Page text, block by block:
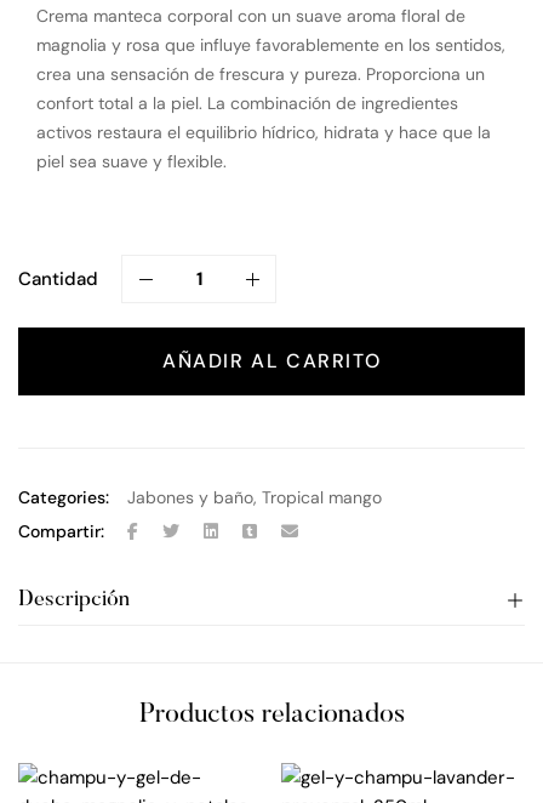
Crema manteca corporal con un suave aroma floral de
magnolia y rosa que influye favorablemente en los sentidos,
crea una sensación de frescura y pureza. Proporciona un
confort total a la piel. La combinación de ingredientes
activos restaura el equilibrio hídrico, hidrata y hace que la
piel sea suave y flexible.
Cantidad
AÑADIR AL CARRITO
Categories: Jabones y baño, Tropical mango
Compartir:
Descripción
Productos relacionados